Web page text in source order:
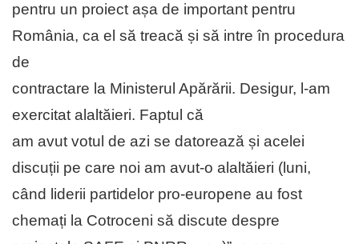
pentru un proiect așa de important pentru
România, ca el să treacă și să intre în procedura
de
contractare la Ministerul Apărării. Desigur, l-am
exercitat alaltăieri. Faptul că
am avut votul de azi se datorează și acelei
discuții pe care noi am avut-o alaltăieri (luni,
când liderii partidelor pro-europene au fost
chemați la Cotroceni să discute despre